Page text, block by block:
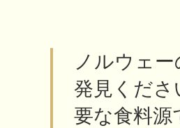
ノルウェ
発見くだ
要な食料源